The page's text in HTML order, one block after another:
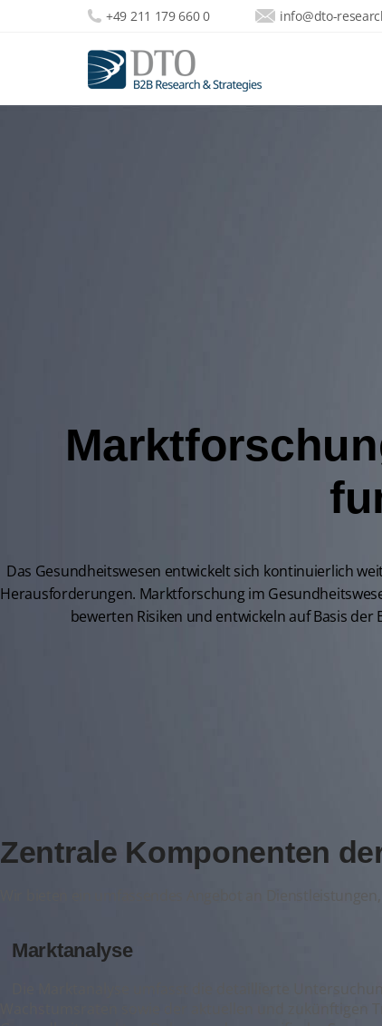
+49 211 179 660 0 info@dto-
Das Gesundheitswesen entwickelt sich kontinuierlich
Herausforderungen. Marktforschung im
bewerten Risiken und entwickeln auf Basis
Zentrale Komponenten
Wir bieten ein umfassendes Angebot an
Marktanalyse
Die Marktanalyse umfasst die detaillierte
Wachstumsraten sowie der aktuellen und zukünftigen